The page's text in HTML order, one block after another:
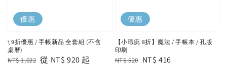
優惠
\ 9折優惠 / 手帳新品 全套組 (不含
桌曆)
Regular
NT$ 1,022 Sale
從 NT$ 920 起
優惠
【小瑕疵 8折】魔法 / 手帳本 / 孔版
印刷
Regular
NT$ 520 Sale
NT$ 416